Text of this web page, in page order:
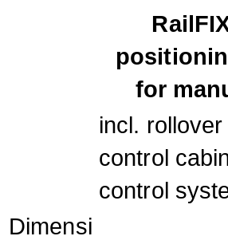
for
incl.
control
control
Dimensi